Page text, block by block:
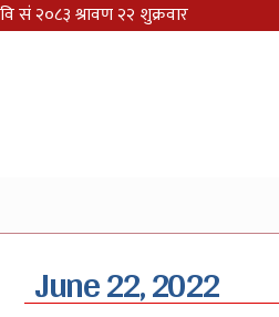
June 22, 2022